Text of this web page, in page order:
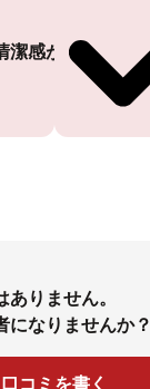
潔感がある
ありません。
になりませんか？
口コミを書く